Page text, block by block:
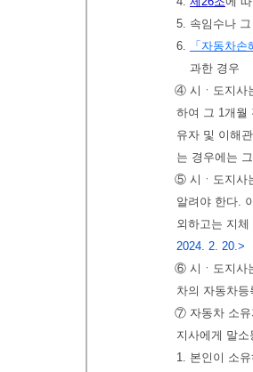
5. 속임수나
6.
「자동차
과한 경우
④ 시ㆍ도지사
하여 그 1개월
유자 및 이해
는 경우에는
⑤ 시ㆍ도지사
알려야 한다.
외하고는 지
2024. 2. 20.>
⑥ 시ㆍ도지사
차의 자동차
⑦ 자동차 소유
지사에게 말
1. 본인이 소